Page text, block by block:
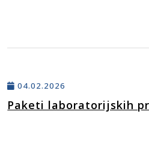
04.02.2026
Paketi laboratorijskih